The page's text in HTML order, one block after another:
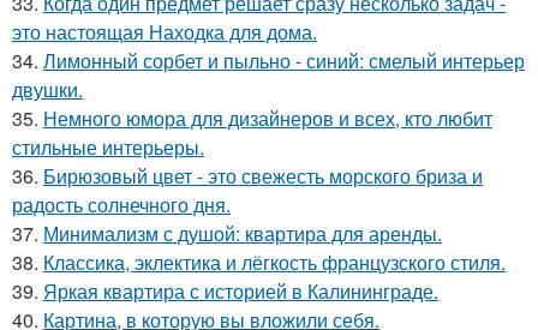
это настоящая Находка для дома.
34. Лимонный сорбет и пыльно - синий: смелый интерьер
двушки.
35. Немного юмора для дизайнеров и всех, кто любит
стильные интерьеры.
36. Бирюзовый цвет - это свежесть морского бриза и
радость солнечного дня.
37. Минимализм с душой: квартира для аренды.
38. Классика, эклектика и лёгкость французского стиля.
39. Яркая квартира с историей в Калининграде.
40. Картина, в которую вы вложили себя.